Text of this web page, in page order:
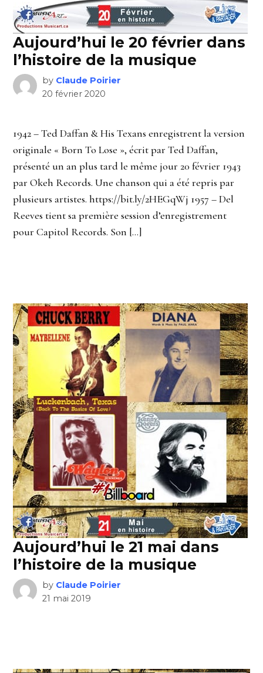
Aujourd’hui le 20 février dans
l’histoire de la musique
by Claude Poirier
20 février 2020
1942 – Ted Daffan & His Texans enregistrent la version
originale « Born To Lose », écrit par Ted Daffan,
présenté un an plus tard le même jour 20 février 1943
par Okeh Records. Une chanson qui a été repris par
plusieurs artistes. https://bit.ly/2HEGqWj 1957 – Del
Reeves tient sa première session d’enregistrement
pour Capitol Records. Son […]
Aujourd’hui le 21 mai dans
l’histoire de la musique
by Claude Poirier
21 mai 2019